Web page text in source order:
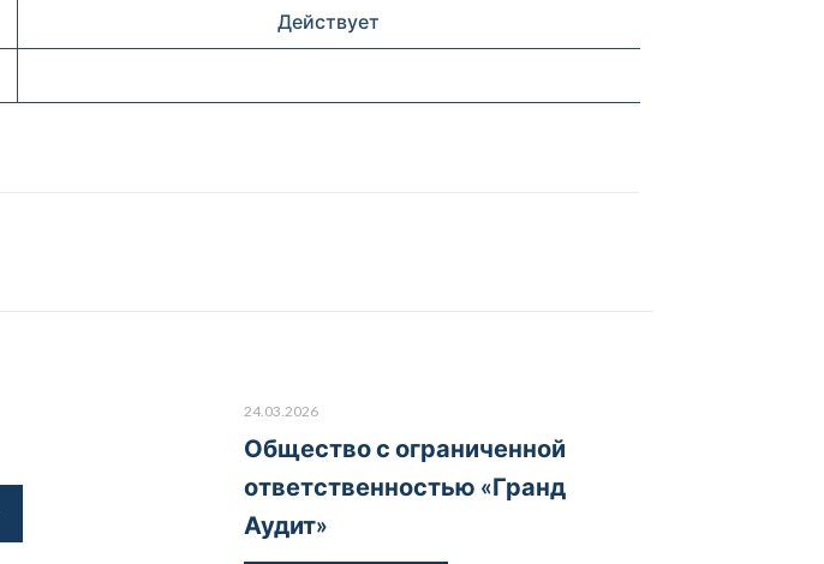
Действует
24.03.2026
Общество с ограниченной
ответственностью «Гранд
Аудит»